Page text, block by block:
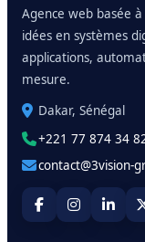
Agence web basée
idées en systèmes
applications,
mesure.
Dakar, Sénégal
+221 77 874 34
contact@3vision-